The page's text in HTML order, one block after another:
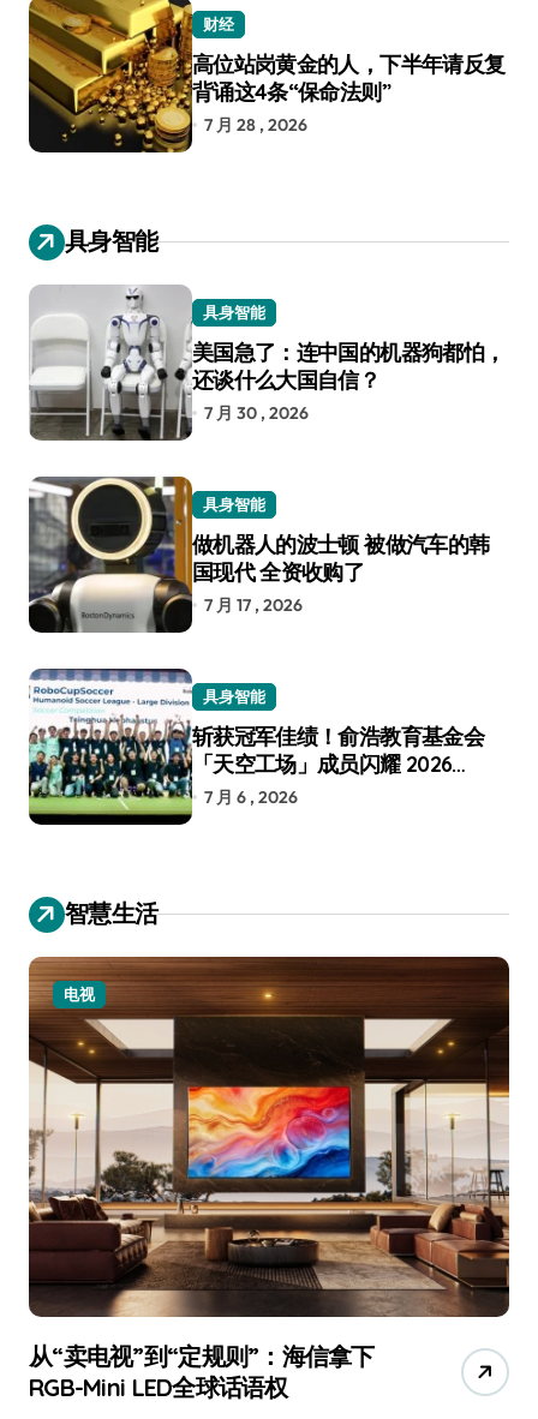
财经
高位站岗黄金的人，下半年请反复
背诵这4条“保命法则”
7 月 28 , 2026
具身智能
具身智能
美国急了：连中国的机器狗都怕，
还谈什么大国自信？
7 月 30 , 2026
具身智能
做机器人的波士顿 被做汽车的韩
国现代 全资收购了
7 月 17 , 2026
具身智能
斩获冠军佳绩！俞浩教育基金会
「天空工场」成员闪耀 2026
RoboCup 机器人世界杯
7 月 6 , 2026
智慧生活
电视
从“卖电视”到“定规则”：海信拿下
RGB-Mini LED全球话语权